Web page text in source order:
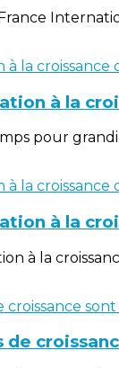
à la
pour
à la
à la
de